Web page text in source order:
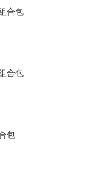
合包
合包
包